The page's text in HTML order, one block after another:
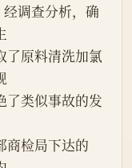
调查分析，确
了原料清洗加氯
了类似事故的发